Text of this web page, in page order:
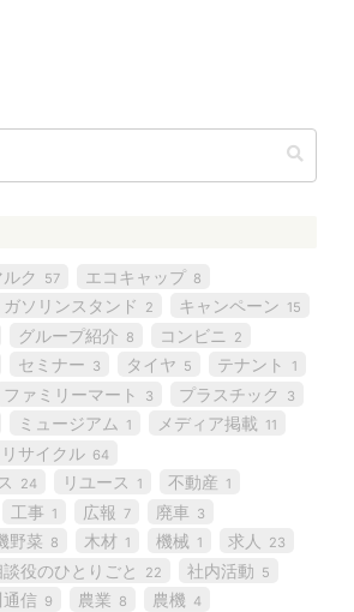
ク 57 エコキャップ 8
ガソリンスタンド 2 キャンペーン 15
グループ紹介 8 コンビニ 2
セミナー 3 タイヤ 5 テナント 1
ファミリーマート 3 プラスチック 3
ミュージアム 1 メディア掲載 11
リサイクル 64
24 リユース 1 不動産 1
工事 1 広報 7 廃車 3
野菜 8 木材 1 機械 1 求人 23
談役のひとりごと 22 社内活動 5
信 9 農業 8 農機 4